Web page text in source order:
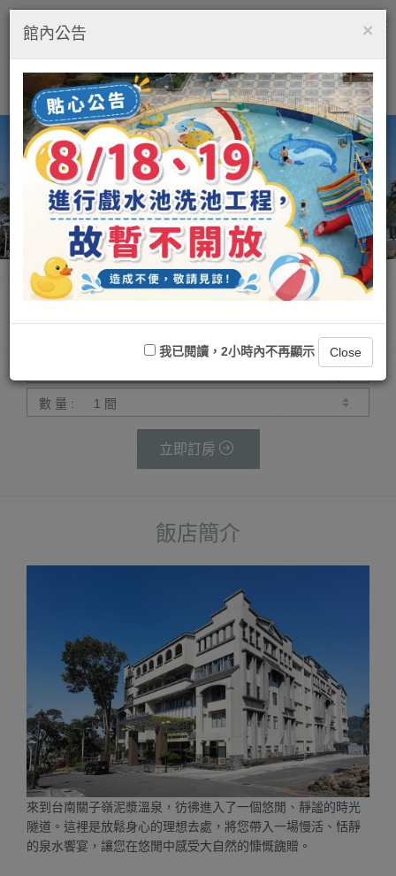
快速訂房STEP.1-關子嶺富野溫泉會館
數 量 :
立即訂房
飯店簡介
來到台南關子嶺泥漿溫泉，彷彿進入了一個悠閒、靜謐的時光
隧道。這裡是放鬆身心的理想去處，將您帶入一場慢活、恬靜
的泉水饗宴，讓您在悠閒中感受大自然的慷慨餽贈。
×
館內公告
我已閱讀，2小時內不再顯示 Close